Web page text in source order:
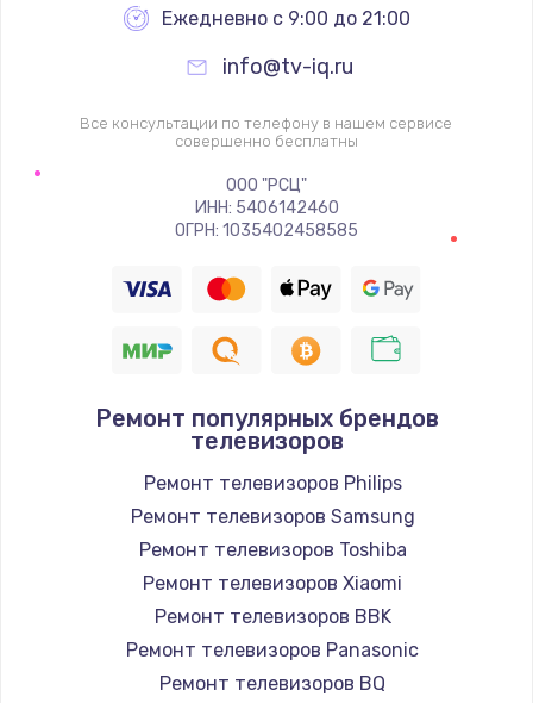
1400 руб.
Заказать
Восстановление цепи питания, пайка
880 руб.
390 руб.
Замена Bluetooth/Wi-Fi модуля
800 руб.
Замена картридера
Заказать
Ежедневно с 9:00 до 21:00
info@tv-iq.ru
Все консультации по телефону в нашем сервисе
совершенно бесплатны
ООО "РСЦ"
ИНН: 5406142460
ОГРН: 1035402458585
Ремонт популярных брендов
телевизоров
Ремонт телевизоров Philips
Ремонт телевизоров Samsung
Ремонт телевизоров Toshiba
Ремонт телевизоров Xiaomi
Ремонт телевизоров BBK
Ремонт телевизоров Panasonic
Ремонт телевизоров BQ